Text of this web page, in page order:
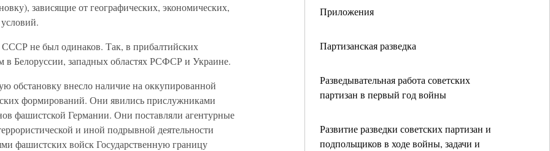
Приложения
Партизанская разведка
Разведывательная работа советских
партизан в первый год войны
Развитие разведки советских партизан и
подпольщиков в ходе войны, задачи и
зависящие от географических, экономических,
не был одинаков. Так, в прибалтийских
в Белоруссии, западных областях РСФСР и Украине.
обстановку внесло наличие на оккупированной
формирований. Они явились прислужниками
фашистской Германии. Они поставляли агентурные
и иной подрывной деятельности
фашистских войск Государственную границу